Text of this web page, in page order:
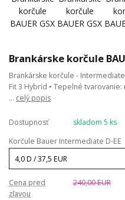
Brankárske korčule
Brankárske korčule -
Fit 3 Hybrid • Tepelné tvarovanie:
... celý popis
Dostupnosť
skladom 5 ks
Korčule Bauer Intermediate D-EE
Cena pred
zľavou
240,00 EUR